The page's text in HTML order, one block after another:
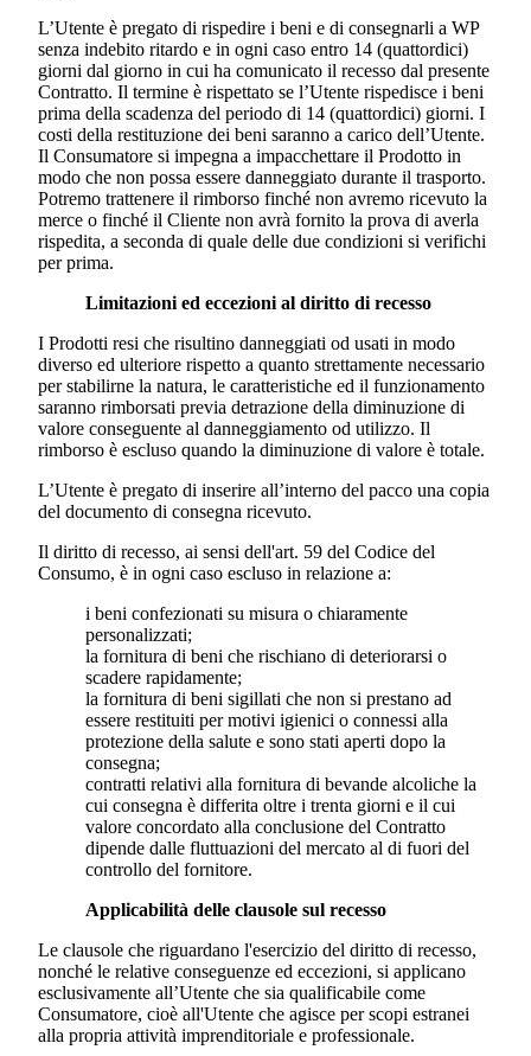
L’Utente è pregato di rispedire i beni e di consegnarli a WP
senza indebito ritardo e in ogni caso entro 14 (quattordici)
giorni dal giorno in cui ha comunicato il recesso dal presente
Contratto. Il termine è rispettato se l’Utente rispedisce i beni
prima della scadenza del periodo di 14 (quattordici) giorni. I
costi della restituzione dei beni saranno a carico dell’Utente.
Il Consumatore si impegna a impacchettare il Prodotto in
modo che non possa essere danneggiato durante il trasporto.
Potremo trattenere il rimborso finché non avremo ricevuto la
merce o finché il Cliente non avrà fornito la prova di averla
rispedita, a seconda di quale delle due condizioni si verifichi
per prima.
Limitazioni ed eccezioni al diritto di recesso
I Prodotti resi che risultino danneggiati od usati in modo
diverso ed ulteriore rispetto a quanto strettamente necessario
per stabilirne la natura, le caratteristiche ed il funzionamento
saranno rimborsati previa detrazione della diminuzione di
valore conseguente al danneggiamento od utilizzo. Il
rimborso è escluso quando la diminuzione di valore è totale.
L’Utente è pregato di inserire all’interno del pacco una copia
del documento di consegna ricevuto.
Il diritto di recesso, ai sensi dell'art. 59 del Codice del
Consumo, è in ogni caso escluso in relazione a:
i beni confezionati su misura o chiaramente
personalizzati;
la fornitura di beni che rischiano di deteriorarsi o
scadere rapidamente;
la fornitura di beni sigillati che non si prestano ad
essere restituiti per motivi igienici o connessi alla
protezione della salute e sono stati aperti dopo la
consegna;
contratti relativi alla fornitura di bevande alcoliche la
cui consegna è differita oltre i trenta giorni e il cui
valore concordato alla conclusione del Contratto
dipende dalle fluttuazioni del mercato al di fuori del
controllo del fornitore.
Applicabilità delle clausole sul recesso
Le clausole che riguardano l'esercizio del diritto di recesso,
nonché le relative conseguenze ed eccezioni, si applicano
esclusivamente all’Utente che sia qualificabile come
Consumatore, cioè all'Utente che agisce per scopi estranei
alla propria attività imprenditoriale e professionale.